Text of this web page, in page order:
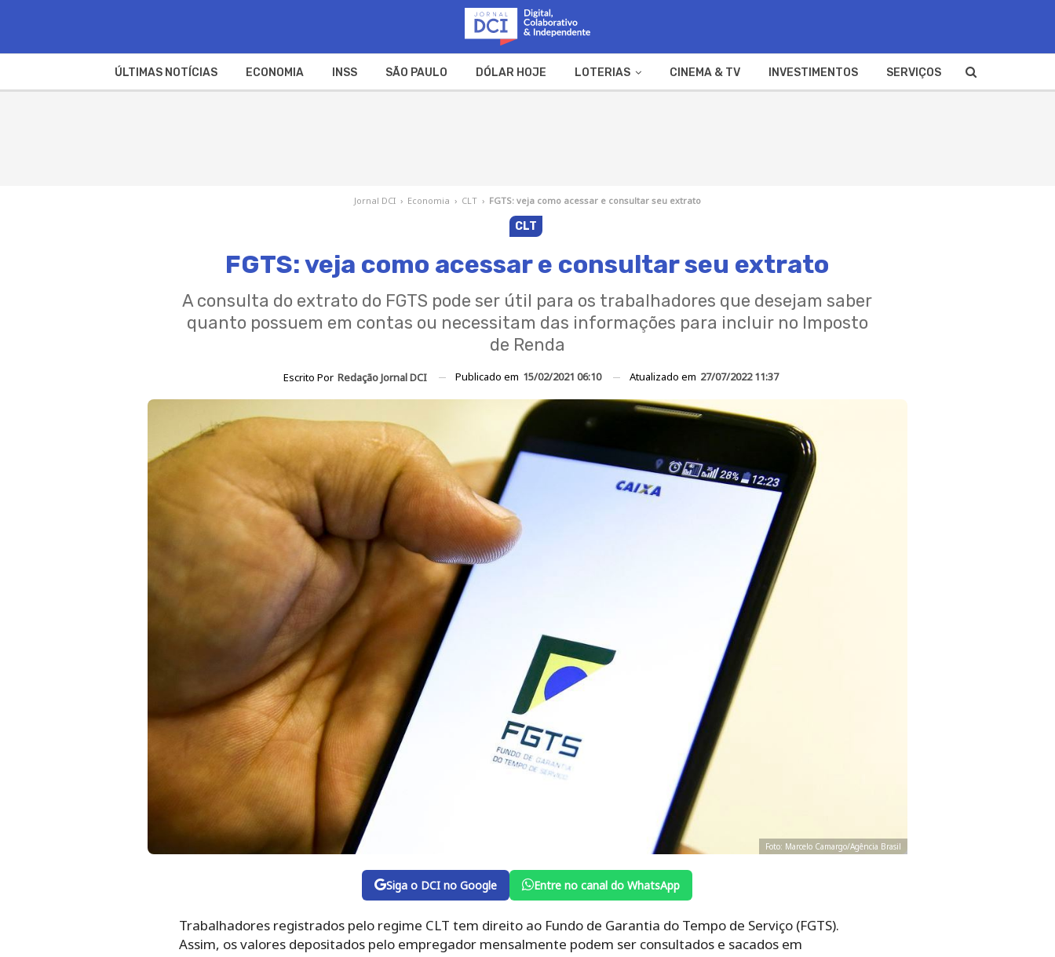
ÚLTIMAS NOTÍCIAS ECONOMIA INSS SÃO PAULO DÓLAR HOJE LOTERIAS CINEMA & TV INVESTIMENTOS SERVIÇOS
Jornal DCI › Economia › CLT › FGTS: veja como acessar e consultar seu extrato
CLT
FGTS: veja como acessar e consultar seu extrato
A consulta do extrato do FGTS pode ser útil para os trabalhadores que desejam saber
quanto possuem em contas ou necessitam das informações para incluir no Imposto
de Renda
Escrito Por Redação Jornal DCI Publicado em 15/02/2021 06:10 Atualizado em 27/07/2022 11:37
Foto: Marcelo Camargo/Agência Brasil
Siga o DCI no Google Entre no canal do WhatsApp
Trabalhadores registrados pelo regime CLT tem direito ao Fundo de Garantia do Tempo de Serviço (FGTS).
Assim, os valores depositados pelo empregador mensalmente podem ser consultados e sacados em